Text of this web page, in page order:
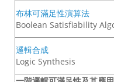
布林可滿足性演算法
Boolean Satisfiability
邏輯合成
Logic Synthesis